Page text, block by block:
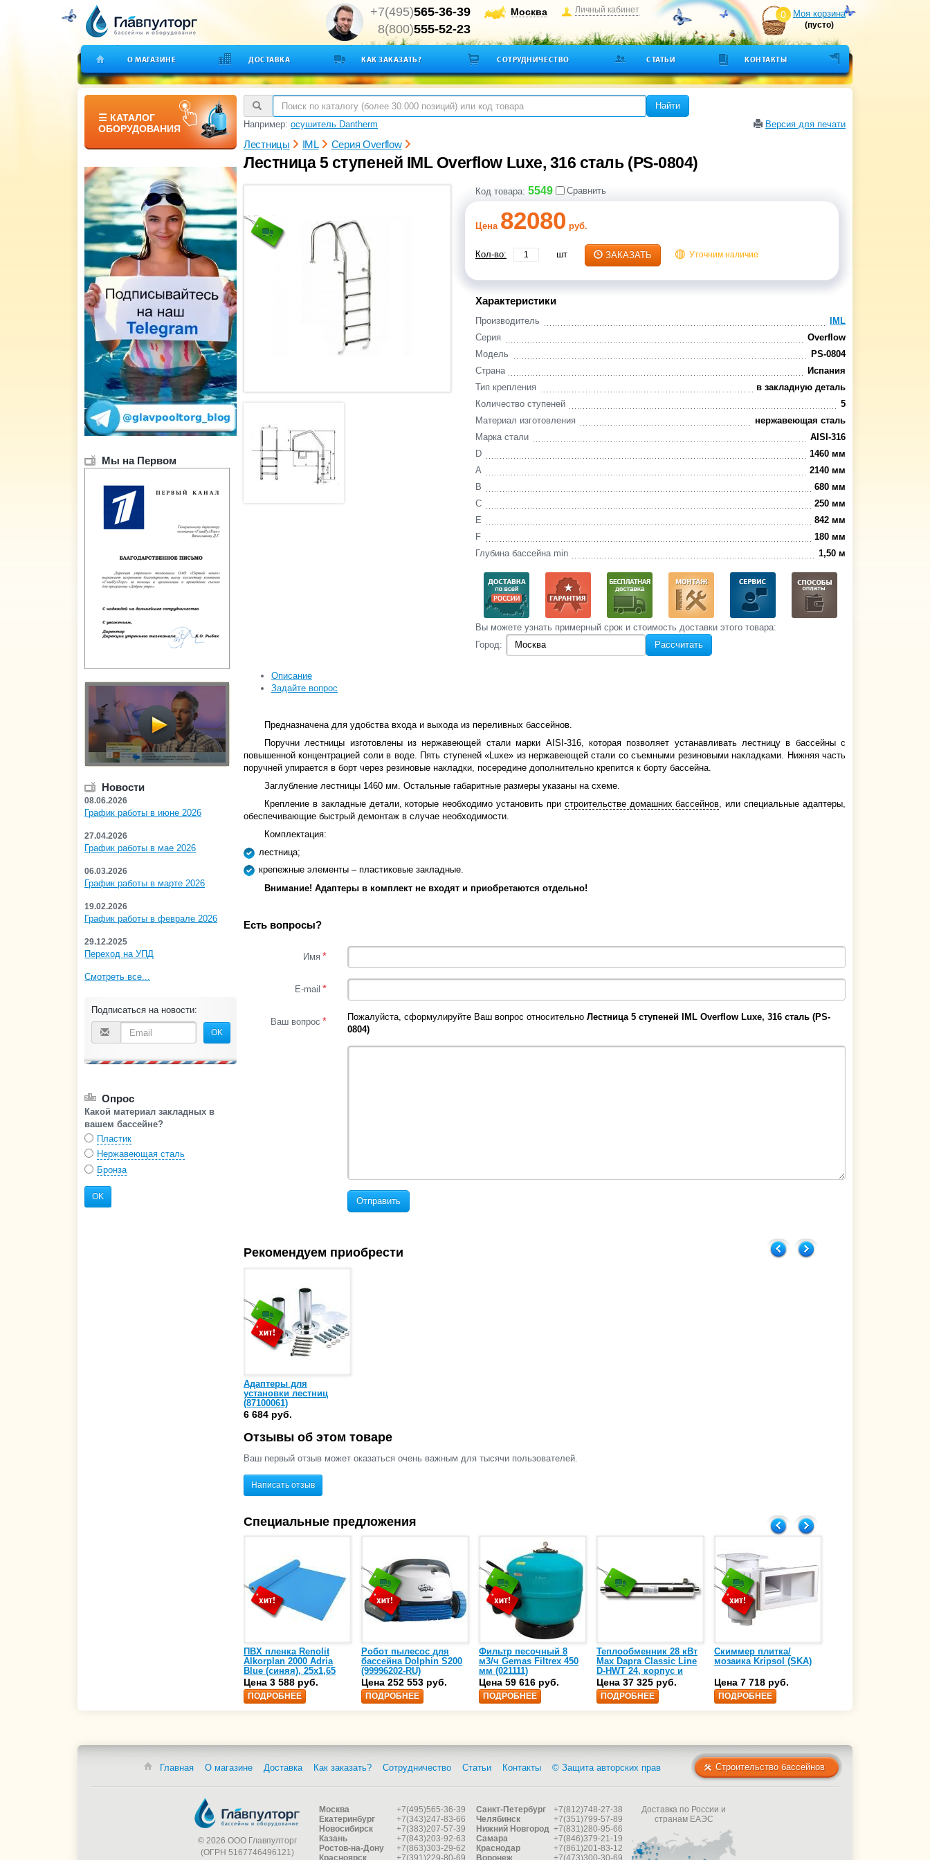
+7(495)565-36-39
8(800)555-52-23
Москва Личный кабинет 0 Моя корзина
(пусто)
О МАГАЗИНЕ ДОСТАВКА КАК ЗАКАЗАТЬ? СОТРУДНИЧЕСТВО СТАТЬИ КОНТАКТЫ
☰ КАТАЛОГ
ОБОРУДОВАНИЯ
Мы на Первом
Новости
08.06.2026
График работы в июне 2026
27.04.2026
График работы в мае 2026
06.03.2026
График работы в марте 2026
19.02.2026
График работы в феврале 2026
29.12.2025
Переход на УПД
Смотреть все...
Подписаться на новости:
OK
Опрос
Какой материал закладных в
вашем бассейне?
Пластик
Нержавеющая сталь
Бронза
OK
Найти
Например: осушитель Dantherm Версия для печати
Лестницы IML Серия Overflow
Лестница 5 ступеней IML Overflow Luxe, 316 сталь (PS-0804)
Код товара: 5549 Сравнить
Цена 82080 руб.
Кол-во: шт ЗАКАЗАТЬ Уточним наличие
Характеристики
IML
Производитель
Overflow
Серия
PS-0804
Модель
Испания
Страна
в закладную деталь
Тип крепления
5
Количество ступеней
нержавеющая сталь
Материал изготовления
AISI-316
Марка стали
1460 мм
D
2140 мм
A
680 мм
B
250 мм
C
842 мм
E
180 мм
F
1,50 м
Глубина бассейна min
Вы‌ можете‌ узнать‌ примерный срок и стоимость‌ доставки этого товара:
Город:
Рассчитать
Описание
Задайте вопрос
Предназначена для удобства входа и выхода из переливных бассейнов.
Поручни лестницы изготовлены из нержавеющей стали марки AISI-316, которая позволяет устанавливать лестницу в бассейны с
повышенной концентрацией соли в воде. Пять ступеней «Luxe» из нержавеющей стали со съемными резиновыми накладками. Нижняя часть
поручней упирается в борт через резиновые накладки, посередине дополнительно крепится к борту бассейна.
Заглубление лестницы 1460 мм. Остальные габаритные размеры указаны на схеме.
Крепление в закладные детали, которые необходимо установить при строительстве домашних бассейнов, или специальные адаптеры,
обеспечивающие быстрый демонтаж в случае необходимости.
Комплектация:
лестница;
крепежные элементы – пластиковые закладные.
Внимание! Адаптеры в комплект не входят и приобретаются отдельно!
Есть вопросы?
Имя *
E-mail *
Ваш вопрос * Пожалуйста, сформулируйте Ваш вопрос относительно Лестница 5 ступеней IML Overflow Luxe, 316 сталь (PS-
0804)
Отправить
Рекомендуем приобрести
Адаптеры для
установки лестниц
(87100061)
6 684 руб.
Отзывы об этом товаре
Ваш первый отзыв может оказаться очень важным для тысячи пользователей.
Написать отзыв
Специальные предложения
ПВХ пленка Renolit
Alkorplan 2000 Adria
Blue (синяя), 25х1,65
(35216203)
Цена 3 588 руб.
ПОДРОБНЕЕ
Робот пылесос для
бассейна Dolphin S200
(99996202-RU)
Цена 252 553 руб.
ПОДРОБНЕЕ
Фильтр песочный 8
м3/ч Gemas Filtrex 450
мм (021111)
Цена 59 616 руб.
ПОДРОБНЕЕ
Теплообменник 28 кВт
Max Dapra Classic Line
D-HWT 24, корпус и
спираль нержавеющая
сталь AISI-316 (10 01
25)
Цена 37 325 руб.
ПОДРОБНЕЕ
Скиммер плитка/
мозаика Kripsol (SKA)
Цена 7 718 руб.
ПОДРОБНЕЕ
Строительство бассейнов
Главная О магазине Доставка Как заказать? Сотрудничество Статьи Контакты © Защита авторских прав
© 2026 ООО Главпулторг
(ОГРН 5167746496121)
Москва +7(495)565-36-39 Санкт-Петербург
+7(812)748-27-38
Екатеринбург
+7(343)247-83-66 Челябинск
+7(351)799-57-89
Новосибирск
+7(383)207-57-39 Нижний Новгород +7(831)280-95-66
Казань
+7(843)203-92-63 Самара
+7(846)379-21-19
Ростов-на-Дону
+7(863)303-29-62 Краснодар
+7(861)201-83-12
Красноярск
+7(391)229-80-69 Воронеж +7(473)300-30-69
Доставка по России и
странам ЕАЭС